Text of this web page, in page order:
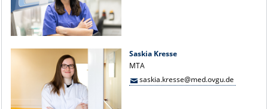
Saskia Kresse
MTA
saskia.kresse@med.ovgu.de